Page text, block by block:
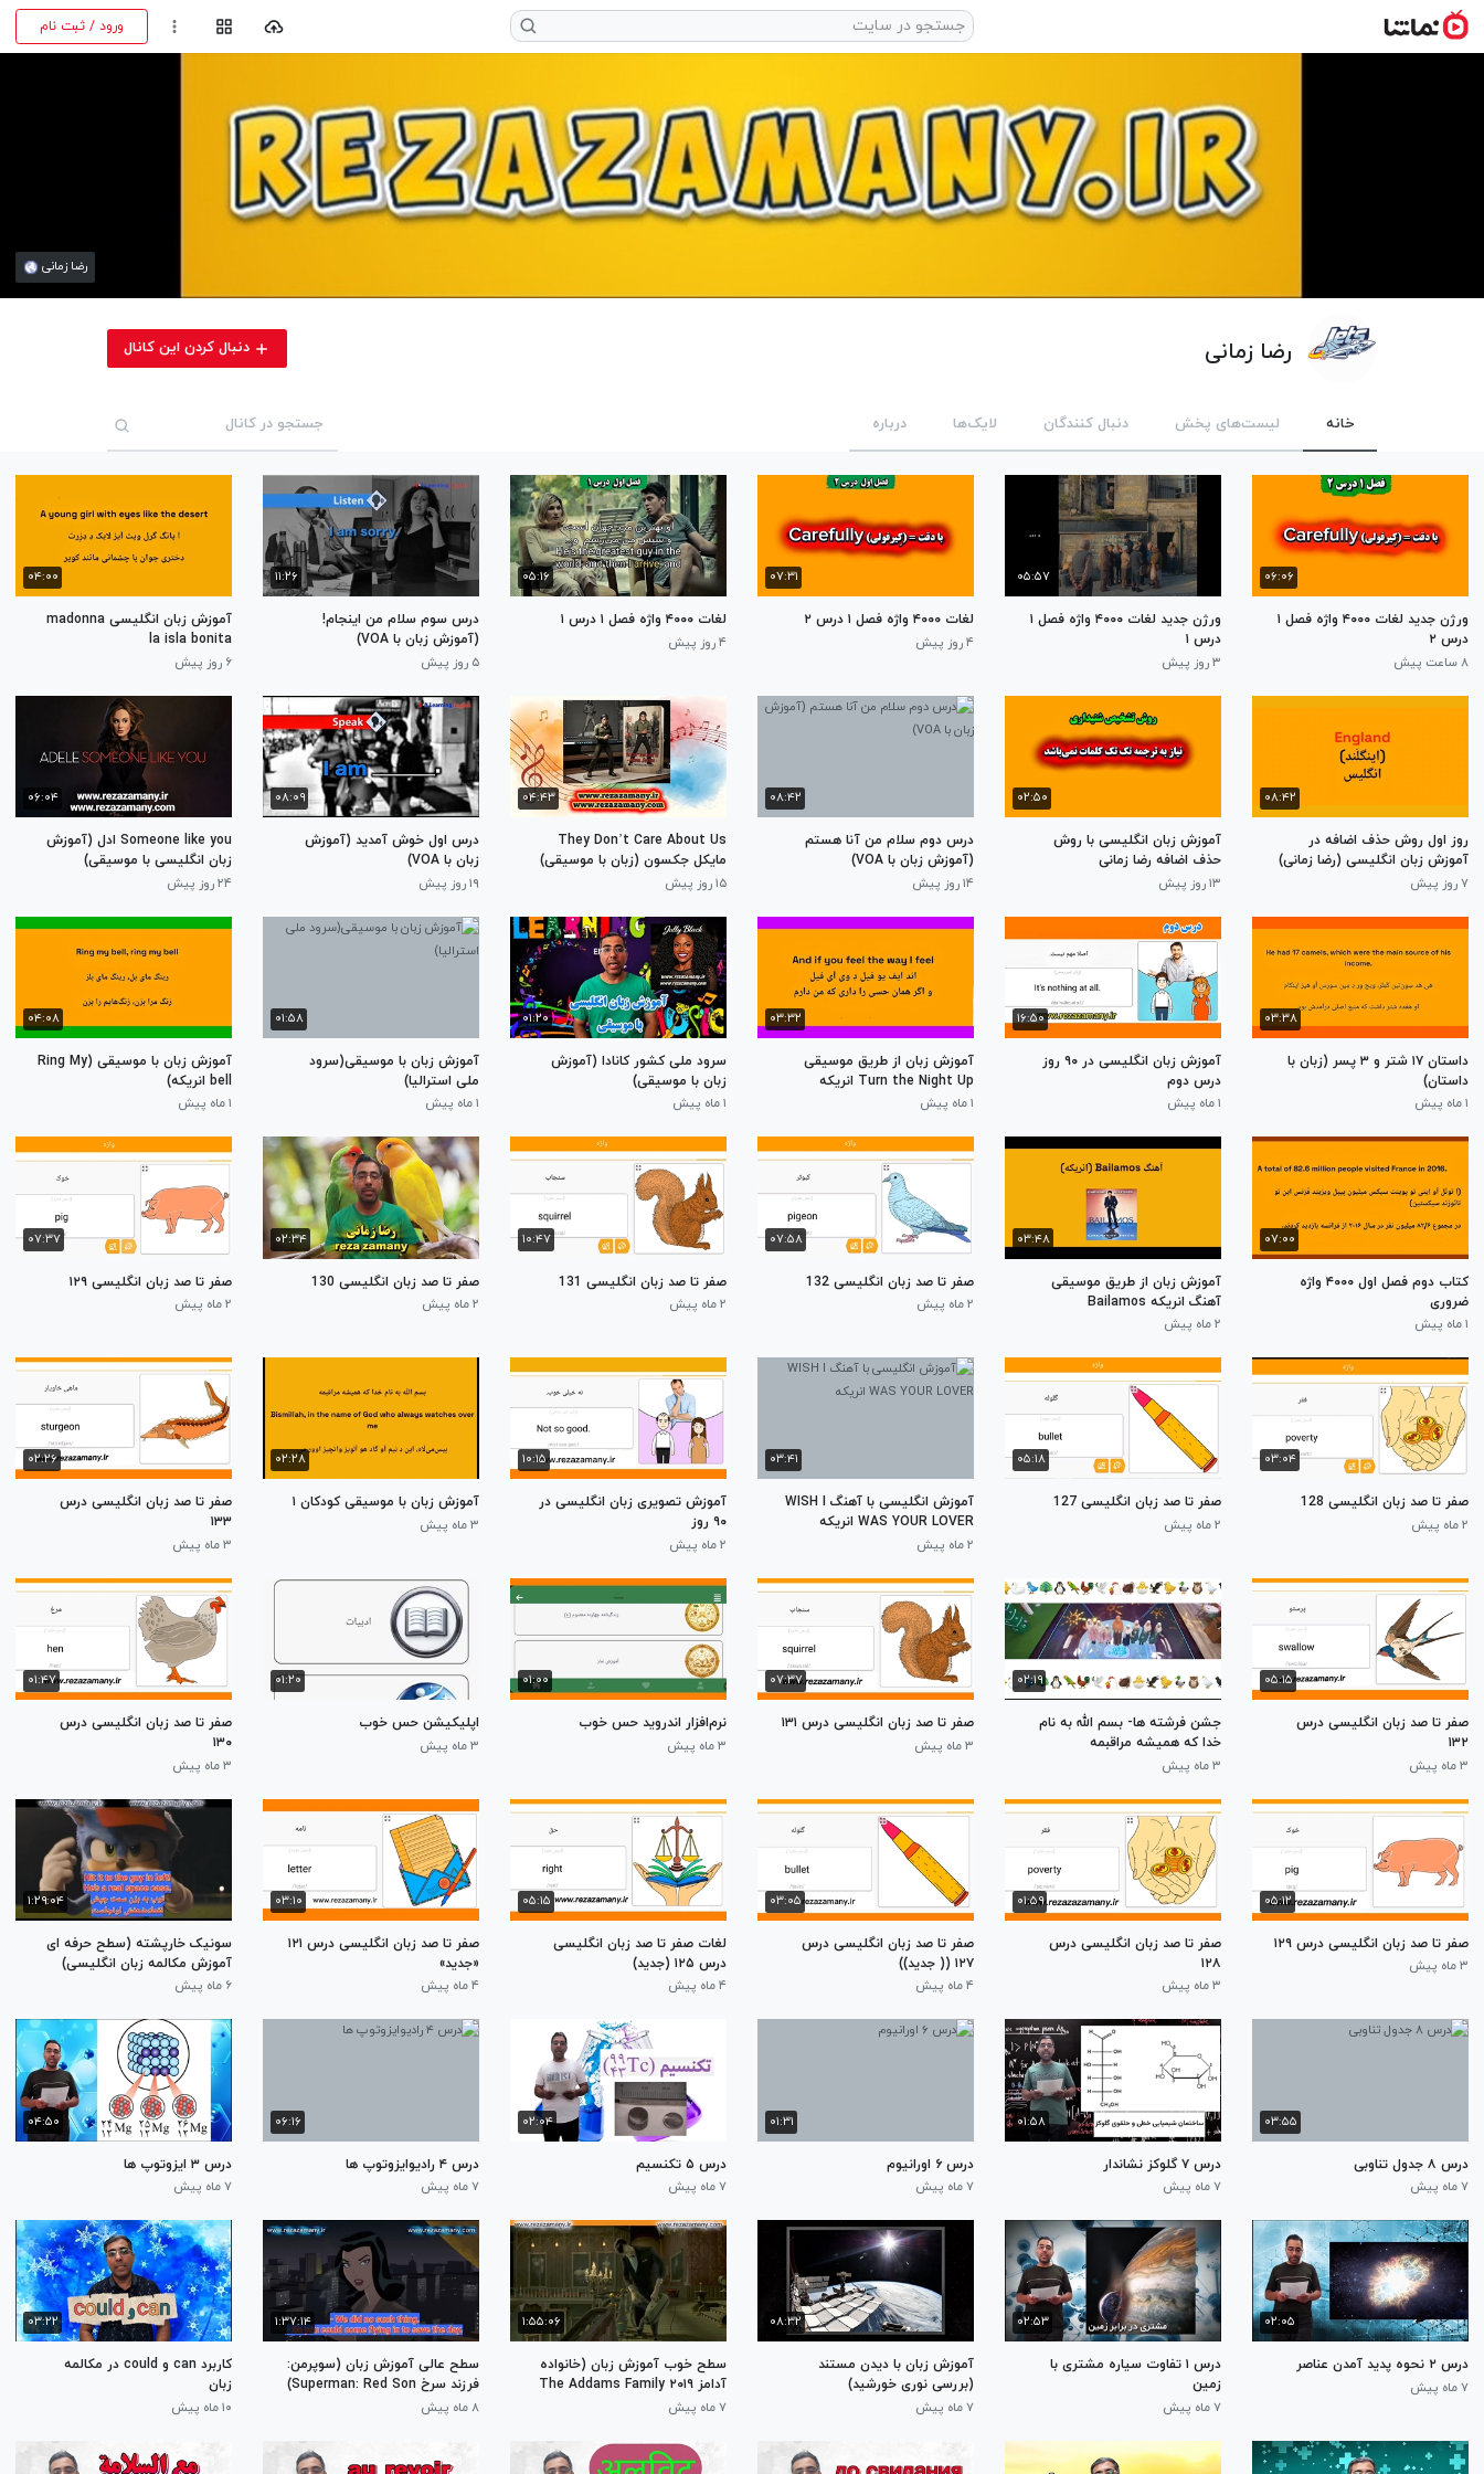
ورود / ثبت نام
رضا زمانی
رضا زمانی دنبال کردن این کانال
خانه لیست‌های پخش دنبال کنندگان لایک‌ها درباره
۰۶:۰۶
ورژن جدید لغات ۴۰۰۰ واژه فصل ۱
درس ۲
۸ ساعت پیش
۰۵:۵۷
ورژن جدید لغات ۴۰۰۰ واژه فصل ۱
درس ۱
۳ روز پیش
۰۷:۳۱
لغات ۴۰۰۰ واژه فصل ۱ درس ۲
۴ روز پیش
۰۵:۱۶
لغات ۴۰۰۰ واژه فصل ۱ درس ۱
۴ روز پیش
۱۱:۲۶
درس سوم سلام من اینجام!
(آموزش زبان با VOA)
۵ روز پیش
۰۴:۰۰
آموزش زبان انگلیسی madonna
la isla bonita
۶ روز پیش
۰۸:۴۲
روز اول روش حذف اضافه در
آموزش زبان انگلیسی (رضا زمانی)
۷ روز پیش
۰۲:۵۰
آموزش زبان انگلیسی با روش
حذف اضافه رضا زمانی
۱۳ روز پیش
۰۸:۴۲
درس دوم سلام من آنا هستم
(آموزش زبان با VOA)
۱۴ روز پیش
۰۴:۴۳
They Don’t Care About Us
مایکل جکسون (زبان با موسیقی)
۱۵ روز پیش
۰۸:۰۹
درس اول خوش آمدید (آموزش
زبان با VOA)
۱۹ روز پیش
۰۶:۰۴
Someone like you ادل (آموزش
زبان انگلیسی با موسیقی)
۲۴ روز پیش
۰۳:۳۸
داستان ۱۷ شتر و ۳ پسر (زبان با
داستان)
۱ ماه پیش
۱۶:۵۰
آموزش زبان انگلیسی در ۹۰ روز
درس دوم
۱ ماه پیش
۰۳:۳۲
آموزش زبان از طریق موسیقی
Turn the Night Up انریکه
۱ ماه پیش
۰۱:۲۰
سرود ملی کشور کانادا (آموزش
زبان با موسیقی)
۱ ماه پیش
۰۱:۵۸
آموزش زبان با موسیقی(سرود
ملی استرالیا)
۱ ماه پیش
۰۴:۰۸
آموزش زبان با موسیقی (Ring My
bell انریکه)
۱ ماه پیش
۰۷:۰۰
کتاب دوم فصل اول ۴۰۰۰ واژه
ضروری
۱ ماه پیش
۰۳:۴۸
آموزش زبان از طریق موسیقی
آهنگ انریکه Bailamos
۲ ماه پیش
۰۷:۵۸
صفر تا صد زبان انگلیسی 132
۲ ماه پیش
۱۰:۴۷
صفر تا صد زبان انگلیسی 131
۲ ماه پیش
۰۲:۳۴
صفر تا صد زبان انگلیسی 130
۲ ماه پیش
۰۷:۳۷
صفر تا صد زبان انگلیسی ۱۲۹
۲ ماه پیش
۰۳:۰۴
صفر تا صد زبان انگلیسی 128
۲ ماه پیش
۰۵:۱۸
صفر تا صد زبان انگلیسی 127
۲ ماه پیش
۰۳:۴۱
آموزش انگلیسی با آهنگ WISH I
WAS YOUR LOVER انریکه
۲ ماه پیش
۱۰:۱۵
آموزش تصویری زبان انگلیسی در
۹۰ روز
۲ ماه پیش
۰۲:۲۸
آموزش زبان با موسیقی کودکان ۱
۳ ماه پیش
۰۲:۲۶
صفر تا صد زبان انگلیسی درس
۱۳۳
۳ ماه پیش
۰۵:۱۵
صفر تا صد زبان انگلیسی درس
۱۳۲
۳ ماه پیش
۰۲:۱۹
جشن فرشته ها- بسم الله به نام
خدا که همیشه مراقبمه
۳ ماه پیش
۰۷:۳۷
صفر تا صد زبان انگلیسی درس ۱۳۱
۳ ماه پیش
۰۱:۰۰
نرم‌افزار اندروید حس خوب
۳ ماه پیش
۰۱:۲۰
اپلیکیشن حس خوب
۳ ماه پیش
۰۱:۴۷
صفر تا صد زبان انگلیسی درس
۱۳۰
۳ ماه پیش
۰۵:۱۲
صفر تا صد زبان انگلیسی درس ۱۲۹
۳ ماه پیش
۰۱:۵۹
صفر تا صد زبان انگلیسی درس
۱۲۸
۳ ماه پیش
۰۳:۰۵
صفر تا صد زبان انگلیسی درس
۱۲۷ (( جدید))
۴ ماه پیش
۰۵:۱۵
لغات صفر تا صد زبان انگلیسی
درس ۱۲۵ (جدید)
۴ ماه پیش
۰۳:۱۰
صفر تا صد زبان انگلیسی درس ۱۲۱
«جدید»
۴ ماه پیش
۱:۲۹:۰۴
سونیک خارپشته (سطح حرفه ای
آموزش مکالمه زبان انگلیسی)
۶ ماه پیش
۰۳:۵۵
درس ۸ جدول تناوبی
۷ ماه پیش
۰۱:۵۸
درس ۷ گلوکز نشاندار
۷ ماه پیش
۰۱:۳۱
درس ۶ اورانیوم
۷ ماه پیش
۰۲:۰۴
درس ۵ تکنسیم
۷ ماه پیش
۰۶:۱۶
درس ۴ رادیوایزوتوپ ها
۷ ماه پیش
۰۴:۵۰
درس ۳ ایزوتوپ ها
۷ ماه پیش
۰۲:۰۵
درس ۲ نحوه پدید آمدن عناصر
۷ ماه پیش
۰۲:۵۳
درس ۱ تفاوت سیاره مشتری با
زمین
۷ ماه پیش
۰۸:۳۲
آموزش زبان با دیدن مستند
(بررسی نوری خورشید)
۷ ماه پیش
۱:۵۵:۰۶
سطح خوب آموزش زبان (خانواده
آدامز ۲۰۱۹ The Addams Family
2019)
۷ ماه پیش
۱:۳۷:۱۴
سطح عالی آموزش زبان (سوپرمن:
فرزند سرخ Superman: Red Son)
۸ ماه پیش
۰۳:۲۲
کاربرد can و could در مکالمه
زبان
۱۰ ماه پیش